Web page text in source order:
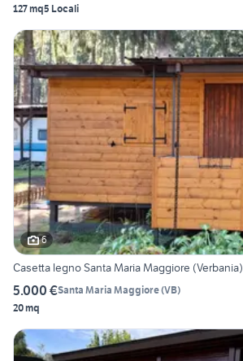
127 mq5 Locali
6
Casetta legno Santa Maria Maggiore (Verbania)
5.000 €Santa Maria Maggiore(VB)
20 mq